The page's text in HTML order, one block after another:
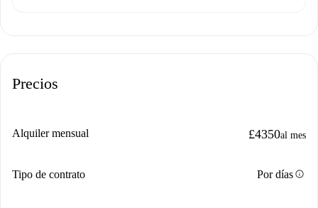
Precios
Alquiler mensual £4350al mes
Tipo de contrato Por díasinfo